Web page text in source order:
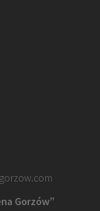
Gorzów”